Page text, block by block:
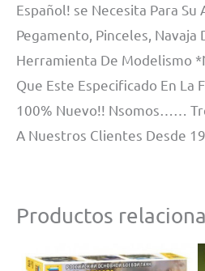
Español! se Necesita Para Su
Pegamento, Pinceles, Navaja
Herramienta De Modelismo
Que Este Especificado En La
100% Nuevo!! Nsomos……
A Nuestros Clientes Desde
Productos